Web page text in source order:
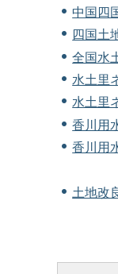
中国四
四国土
全国水
水土里
水土里
香川用
香川用
土地改